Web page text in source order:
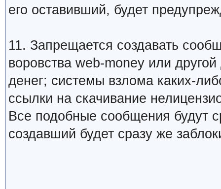
его оставивший, будет
11. Запрещается создавать
воровства web-money или
денег; системы взлома каких-
ссылки на скачивание
Все подобные сообщения будут
создавший будет сразу же